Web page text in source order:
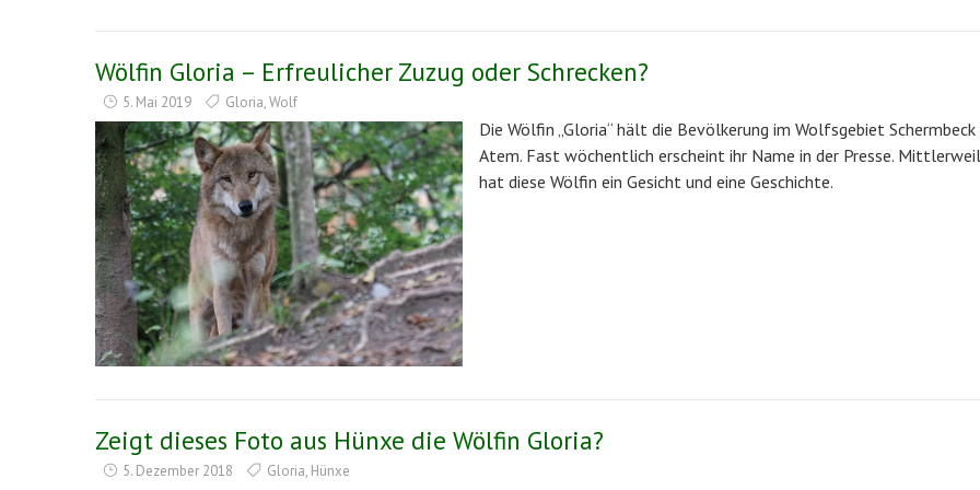
Wölfin Gloria – Erfreulicher Zuzug oder Schrecken?
5. Mai 2019 Gloria,Wolf
Die Wölfin „Gloria“ hält die Bevölkerung im Wolfsgebiet Schermbeck
Atem. Fast wöchentlich erscheint ihr Name in der Presse.
hat diese Wölfin ein Gesicht und eine Geschichte.
Zeigt dieses Foto aus Hünxe die Wölfin Gloria?
5. Dezember 2018 Gloria, Hünxe